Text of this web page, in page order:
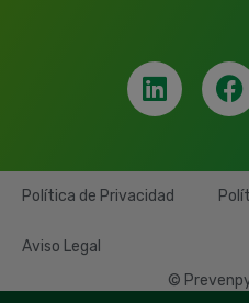
Política de Privacidad
Aviso Legal
©